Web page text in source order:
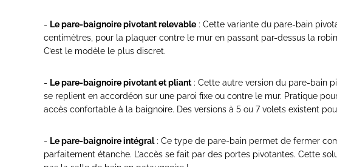
- Le pare-baignoire pivotant relevable : Cette variante du pare-bain
centimètres, pour la plaquer contre le mur en passant par-dessus la
C’est le modèle le plus discret.
- Le pare-baignoire pivotant et pliant : Cette autre version du pare-bain
se replient en accordéon sur une paroi fixe ou contre le mur. Pratique
accès confortable à la baignoire. Des versions à 5 ou 7 volets existent
- Le pare-baignoire intégral: Ce type de pare-bain permet de fermer
parfaitement étanche. L’accès se fait par des portes pivotantes. Cette